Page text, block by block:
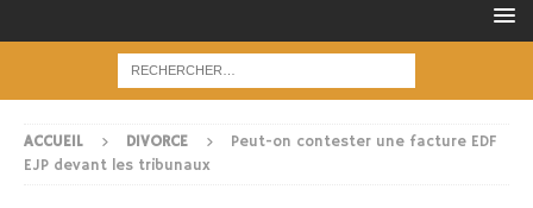
ACCUEIL DIVORCE
Peut-on contester une facture EDF
EJP devant les tribunaux